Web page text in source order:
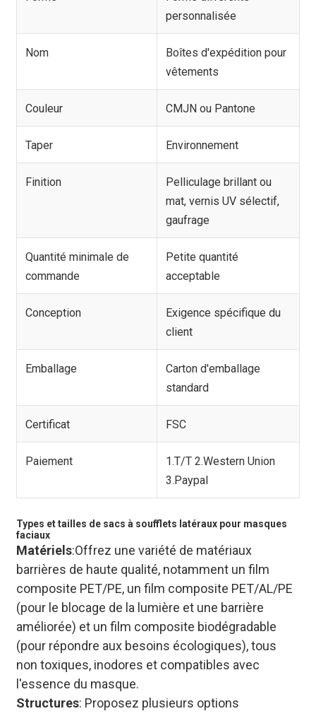
personnalisée
Nom
Boîtes d'expédition pour
vêtements
Couleur CMJN ou Pantone
Taper Environnement
Finition
Pelliculage brillant ou
mat, vernis UV sélectif,
gaufrage
Quantité minimale de
commande
Petite quantité
acceptable
Conception
Exigence spécifique du
client
Emballage
Carton d'emballage
standard
Certificat FSC
Paiement
1.T/T 2.Western Union
3.Paypal
Types et tailles de sacs à soufflets latéraux pour masques
faciaux
Matériels:Offrez une variété de matériaux
barrières de haute qualité, notamment un film
composite PET/PE, un film composite PET/AL/PE
(pour le blocage de la lumière et une barrière
améliorée) et un film composite biodégradable
(pour répondre aux besoins écologiques), tous
non toxiques, inodores et compatibles avec
l'essence du masque.
Structures: Proposez plusieurs options